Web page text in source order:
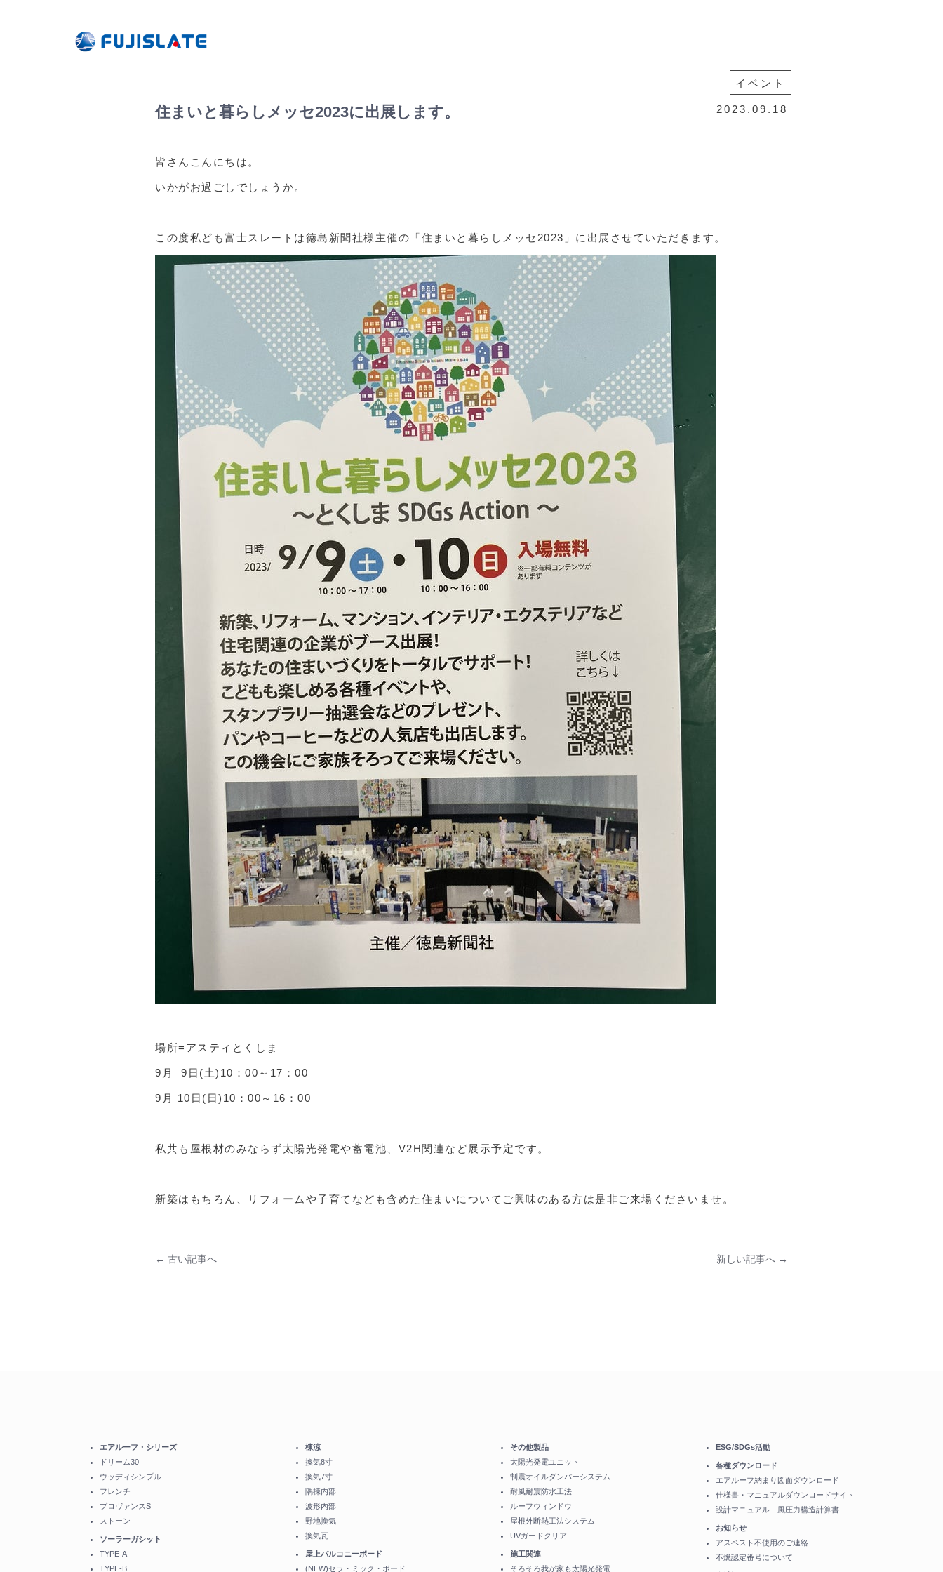
イベント
住まいと暮らしメッセ2023に出展します。 2023.09.18
皆さんこんにちは。
いかがお過ごしでしょうか。
この度私ども富士スレートは徳島新聞社様主催の「住まいと暮らしメッセ2023」に出展させていただきます。
場所=アスティとくしま
9月 9日(土)10：00～17：00
9月 10日(日)10：00～16：00
私共も屋根材のみならず太陽光発電や蓄電池、V2H関連など展示予定です。
新築はもちろん、リフォームや子育てなども含めた住まいについてご興味のある方は是非ご来場くださいませ。
← 古い記事へ 新しい記事へ →
エアルーフ・シリーズ
ドリーム30
ウッディシンプル
フレンチ
プロヴァンスS
ストーン
ソーラーガシット
TYPE-A
TYPE-B
棟涼
換気8寸
換気7寸
隅棟内部
波形内部
野地換気
換気瓦
屋上バルコニーボード
(NEW)セラ・ミック・ボード
その他製品
太陽光発電ユニット
制震オイルダンパーシステム
耐風耐震防水工法
ルーフウィンドウ
屋根外断熱工法システム
UVガードクリア
施工関連
そろそろ我が家も太陽光発電
ESG/SDGs活動
各種ダウンロード
エアルーフ納まり図面ダウンロード
仕様書・マニュアルダウンロードサイト
設計マニュアル 風圧力構造計算書
お知らせ
アスベスト不使用のご連絡
不燃認定番号について